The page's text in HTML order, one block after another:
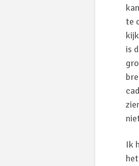
te
is
Ik